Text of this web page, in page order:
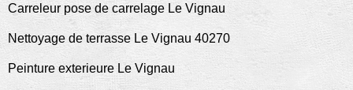
Carreleur pose de carrelage Le Vignau
Nettoyage de terrasse Le Vignau 40270
Peinture exterieure Le Vignau